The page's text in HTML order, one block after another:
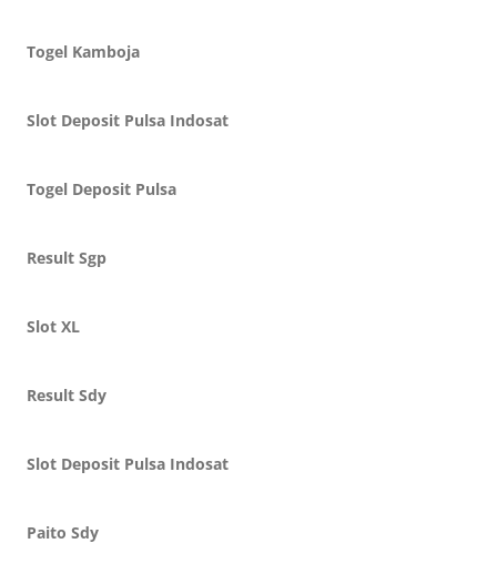
Togel Kamboja
Slot Deposit Pulsa Indosat
Togel Deposit Pulsa
Result Sgp
Slot XL
Result Sdy
Slot Deposit Pulsa Indosat
Paito Sdy